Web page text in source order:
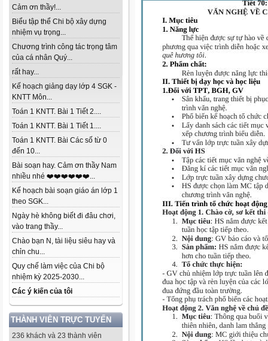
Cảm ơn thầy!...
Biểu tập thể Chi bộ xây dựng
nhiệm vụ trọng...
Chương trình công tác trọng tâm
của cá nhân Quý...
rất hay...
Kế hoạch giảng dạy lớp 4 SGK -
KNTT Môn...
Toán 1 KNTT. Bài 1 Tiết 2....
Toán 1 KNTT. Bài 1 Tiết 1....
Toán 1 KNTT. Bài Các số từ 0
đến 10...
Bài soạn hay. Cảm ơn thầy Nam
nhiều nhé ❤️❤️❤️❤️❤️❤️...
Kế hoạch bài soạn giáo án lớp 1
theo SGK...
Ngày hè không biết đi đâu chơi,
vào trang thầy...
Chào bạn N, tài liệu siêu hay và
chỉn chu...
Quy chế làm việc của Chi bộ
nhiệm kỳ 2025-2030...
Các ý kiến của tôi
THÀNH VIÊN TRỰC TUYẾN
236 khách và 23 thành viên